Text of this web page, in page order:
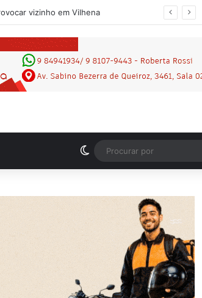
Switch skin